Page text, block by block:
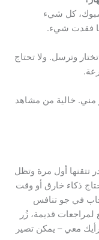
كل شيء
فقدت شيء.
وترسل. ولا تحتاج
مني. خالية من مشاهد
تتقنها أول مرة وتظل
ذكاء خارق أو وقت
في جو تنافس
قديمة، زُر
معي – يمكن تصير